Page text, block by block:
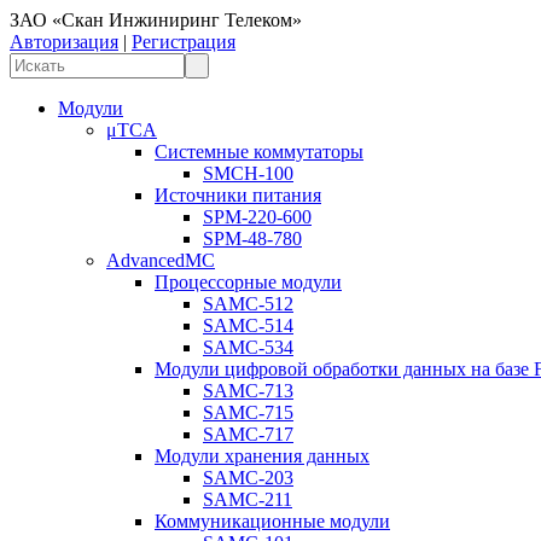
ЗАО «Скан Инжиниринг Телеком»
Авторизация | Регистрация
Модули
μTCA
Системные коммутаторы
SMCH-100
Источники питания
SPM-220-600
SPM-48-780
AdvancedMC
Процессорные модули
SAMC-512
SAMC-514
SAMC-534
Модули цифровой обработки данных на базе
SAMC-713
SAMC-715
SAMC-717
Модули хранения данных
SAMC-203
SAMC-211
Коммуникационные модули